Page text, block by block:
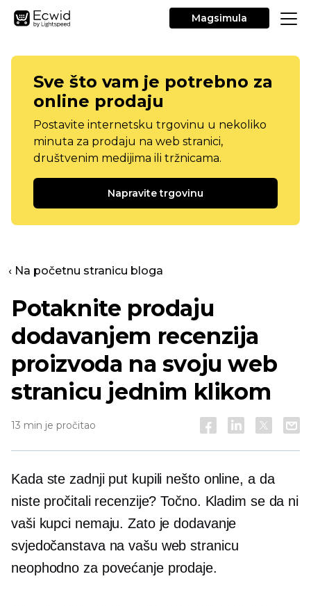
Magsimula
Sve što vam je potrebno za
online prodaju
Postavite internetsku trgovinu u nekoliko
minuta za prodaju na web stranici,
društvenim medijima ili tržnicama.
Napravite trgovinu
‹ Na početnu stranicu bloga
Potaknite prodaju
dodavanjem recenzija
proizvoda na svoju web
stranicu jednim klikom
13 min je pročitao
Kada ste zadnji put kupili nešto online, a da
niste pročitali recenzije? Točno. Kladim se da ni
vaši kupci nemaju. Zato je dodavanje
svjedočanstava na vašu web stranicu
neophodno za povećanje prodaje.